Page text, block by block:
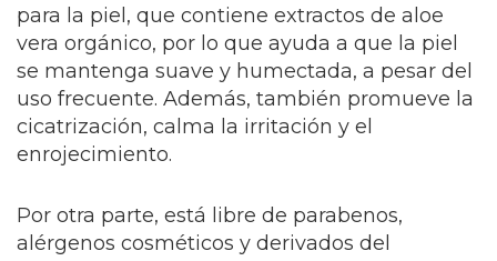
para la piel, que contiene extractos de aloe
vera orgánico, por lo que ayuda a que la piel
se mantenga suave y humectada, a pesar del
uso frecuente. Además, también promueve la
cicatrización, calma la irritación y el
enrojecimiento.
Por otra parte, está libre de parabenos,
alérgenos cosméticos y derivados del